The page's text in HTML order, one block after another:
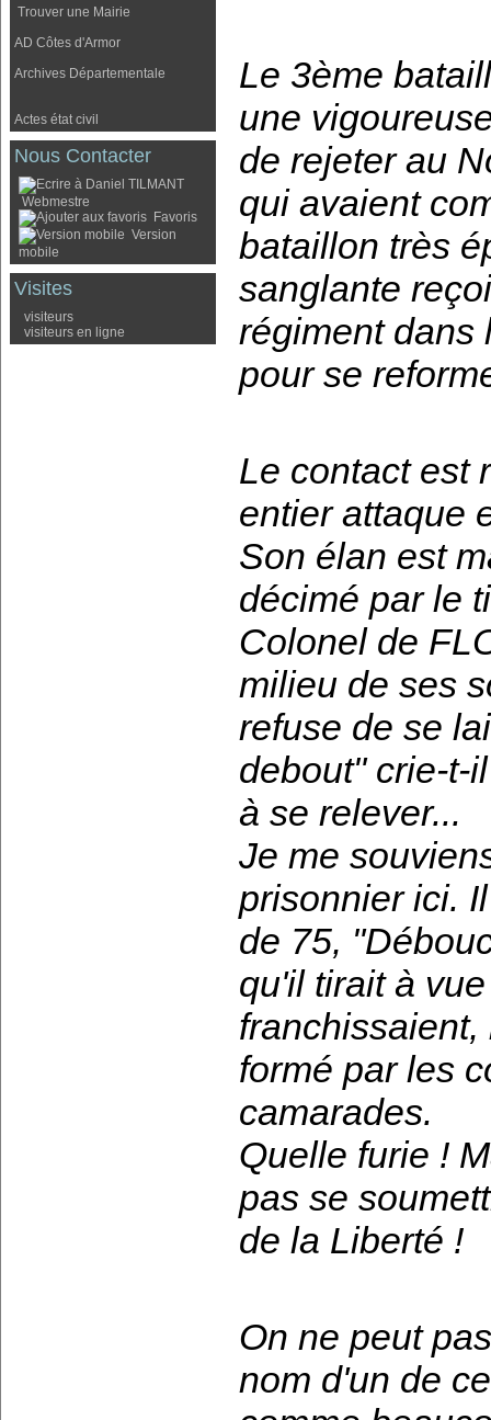
Trouver une Mairie
AD Côtes d'Armor
Archives Départementale
Actes état civil
Nous Contacter
Webmestre
Favoris
Version
mobile
Visites
visiteurs
visiteurs en ligne
Le 3ème
une
de rejeter au
qui avaient
bataillon très
sanglante
régiment dans
pour se
Le contact est
entier attaque
Son élan est
décimé par le
Colonel de
milieu de ses
refuse de se
debout" crie-t-
à se relever...
Je me
prisonnier ici.
de 75,
qu'il tirait à
formé par les
camarades.
Quelle furie !
pas se
de la Liberté !
On ne peut
nom d'un de